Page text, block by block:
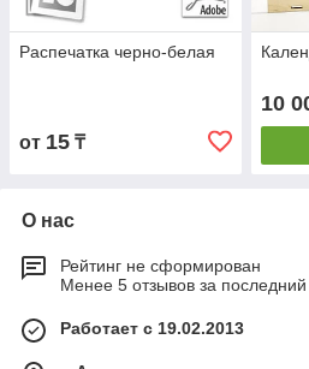
Распечатка черно-белая
от 15 ₸
10
О нас
Рейтинг не сформирован
Менее 5 отзывов за последний
Работает с 19.02.2013